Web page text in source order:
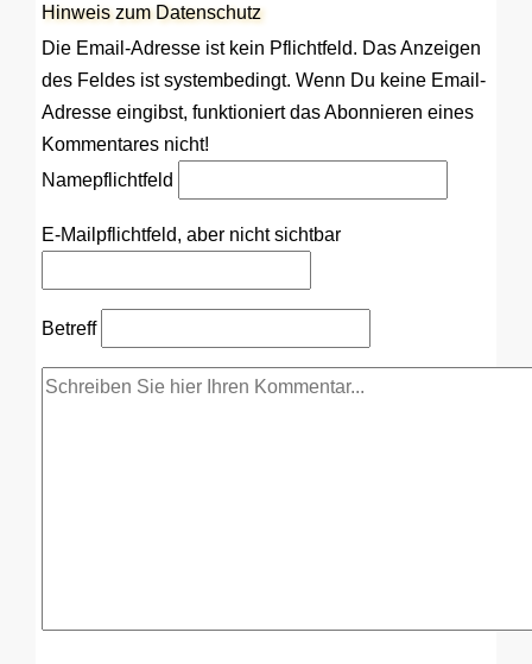
Hinweis zum Datenschutz
Die Email-Adresse ist kein Pflichtfeld. Das Anzeigen
des Feldes ist systembedingt. Wenn Du keine Email-
Adresse eingibst, funktioniert das Abonnieren eines
Kommentares nicht!
Namepflichtfeld
E-Mail pflichtfeld, aber nicht sichtbar
Betreff